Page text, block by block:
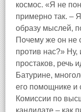
космос. «Я не
примерно так. –
образу мыслей,
Почему же он не
против нас?» Ну,
простаков, речь
Батурине,
его помощнике и
Комиссии по
кандидате – как